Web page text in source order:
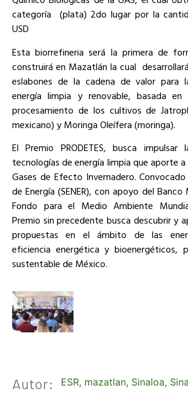
categoría (plata) 2do lugar por la
USD
Esta biorrefineria será la primera de
construirá en Mazatlán la cual
eslabones de la cadena de valor para
energía limpia y renovable, basada
procesamiento de los cultivos de
mexicano) y Moringa Oleífera (moringa).
El Premio PRODETES, busca impulsar
tecnologías de energía limpia que aporte
Gases de Efecto Invernadero.
de Energía (SENER), con apoyo del
Fondo para el Medio Ambiente
Premio sin precedente busca descubrir y
propuestas en el ámbito de las
eficiencia energética y bioenergéticos,
sustentable de México.
Autor: ESR, mazatlan, Sinaloa,